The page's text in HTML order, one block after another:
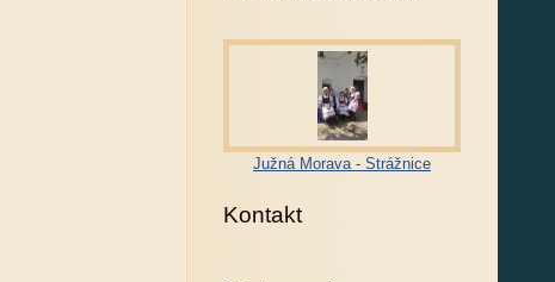
Južná Morava - Strážnice
Kontakt